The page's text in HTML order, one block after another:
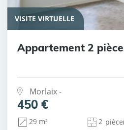
VISITE VIRTUELLE
Appartement 2
Morlaix -
450 €
29 m² 2